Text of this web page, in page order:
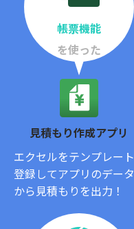
帳票機能
を使った
見積もり作成アプリ
エクセルをテンプレート
登録してアプリのデータ
から見積もりを出力！